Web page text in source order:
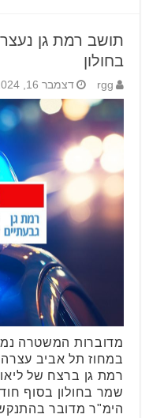
תושב רמת גן
בחולון
rgg דצמבר 16, 2024
מדוברות המשטרה
במחוז תל אביב
רמת גן ברצח של
הימ"ר מדובר